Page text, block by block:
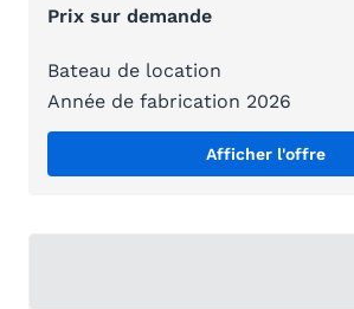
Prix sur demande
Bateau de location
Année de fabrication 2026
Afficher l'offre